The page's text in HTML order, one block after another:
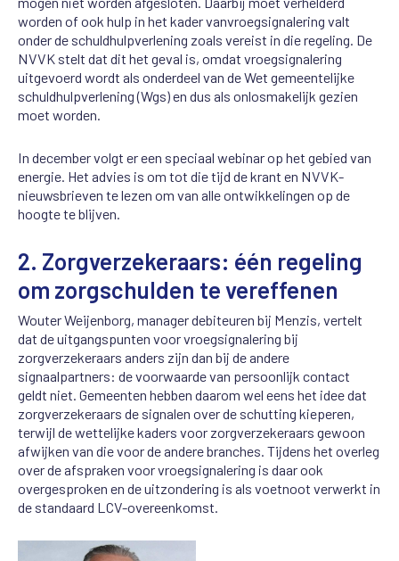
worden of ook hulp in het kader vanvroegsignalering valt
onder de schuldhulpverlening zoals vereist in die regeling De
NVVK stelt dat dit het geval is, omdat vroegsignalering
uitgevoerd wordt als onderdeel van de Wet gemeentelijke
schuldhulpverlening(Wgs)en dus als onlosmakelijk gezien
moet worden.
In decembervolgt er een speciaal webinarop het gebied van
energie. Het advies is om tot die tijd de krant en NVVK-
nieuwsbrieven te lezen om van alle ontwikkelingen op de
hoogte teblijven
2. Zorgverzekeraars: één regeling
om zorgschulden tevereffenen
WouterWeijenborg, manager debiteuren bij Menzis, vertelt
dat deuitgangspunten voorvroegsignalering bij
zorgverzekeraars anders zijn dan bij de andere
signaalpartners: de voorwaarde van persoonlijk contact
geldt niet. Gemeenten hebben daarom wel eens het idee dat
zorgverzekeraars de signalen over de schutting kieperen,
terwijl de wettelijkekaders voor zorgverzekeraars gewoon
afwijken van die voor de andere branches. Tijdens het overleg
over de afspraken voorvroegsignalering is daarook
overgesproken en de uitzondering is als voetnoot verwerkt in
de standaard LCV-overeenkomst.